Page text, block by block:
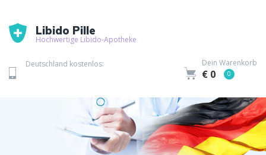
Libido Pille
Hochwertige Libido-Apotheke
Deutschland kostenlos: Dein Warenkorb
€ 0 0